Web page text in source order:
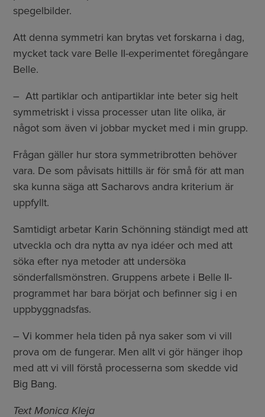
spegelbilder.
Att denna symmetri kan brytas vet forskarna i dag,
mycket tack vare Belle II-experimentet föregångare
Belle.
– Att partiklar och antipartiklar inte beter sig helt
symmetriskt i vissa processer utan lite olika, är
något som även vi jobbar mycket med i min grupp.
Frågan gäller hur stora symmetribrotten behöver
vara. De som påvisats hittills är för små för att man
ska kunna säga att Sacharovs andra kriterium är
uppfyllt.
Samtidigt arbetar Karin Schönning ständigt med att
utveckla och dra nytta av nya idéer och med att
söka efter nya metoder att undersöka
sönderfallsmönstren. Gruppens arbete i Belle II-
programmet har bara börjat och befinner sig i en
uppbyggnadsfas.
– Vi kommer hela tiden på nya saker som vi vill
prova om de fungerar. Men allt vi gör hänger ihop
med att vi vill förstå processerna som skedde vid
Big Bang.
Text Monica Kleja